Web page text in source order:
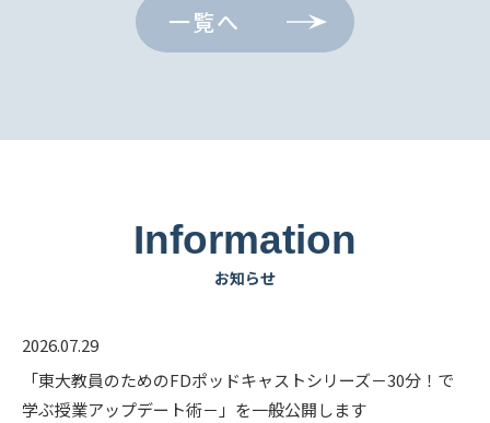
一覧へ
Information
お知らせ
2026.07.29
「東大教員のためのFDポッドキャストシリーズ－30分！で
学ぶ授業アップデート術－」を一般公開します